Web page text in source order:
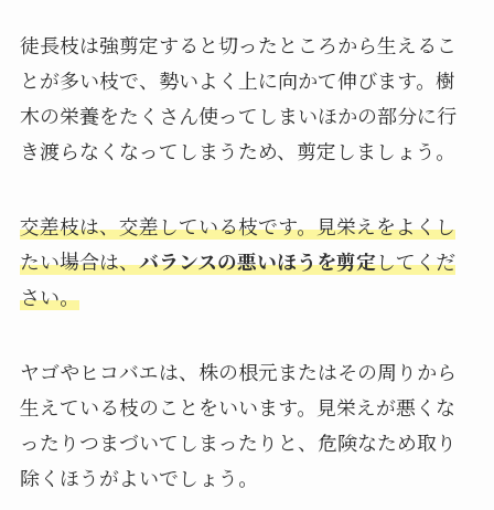
徒長枝は強剪定すると切ったところから生えるこ
とが多い枝で、勢いよく上に向かて伸びます。樹
木の栄養をたくさん使ってしまいほかの部分に行
き渡らなくなってしまうため、剪定しましょう。
交差枝は、交差している枝です。見栄えをよくし
たい場合は、バランスの悪いほうを剪定してくだ
さい。
ヤゴやヒコバエは、株の根元またはその周りから
生えている枝のことをいいます。見栄えが悪くな
ったりつまづいてしまったりと、危険なため取り
除くほうがよいでしょう。